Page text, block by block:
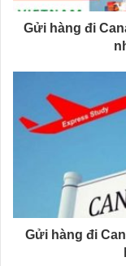
Gửi hàng đi
Gửi hàng đi